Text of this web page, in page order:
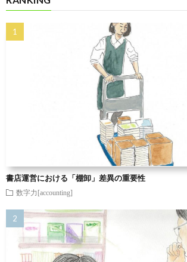
書店運営における「棚卸」差異の重要性
数字力[accounting]